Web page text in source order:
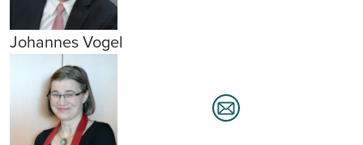
Johannes Vogel